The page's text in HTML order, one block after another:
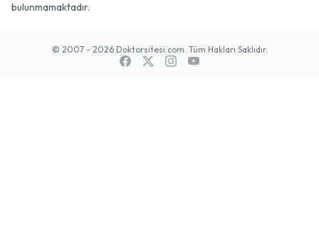
bulunmamaktadır.
© 2007 - 2026 Doktorsitesi.com. Tüm Hakları Saklıdır.